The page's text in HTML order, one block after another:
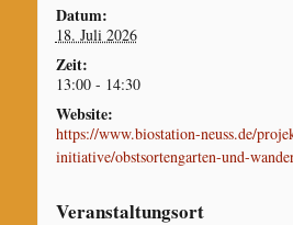
Datum:
18. Juli 2026
Zeit:
13:00 - 14:30
Website:
https://www.biostation-neuss.de/
initiative/obstsortengarten-und-
Veranstaltungsort